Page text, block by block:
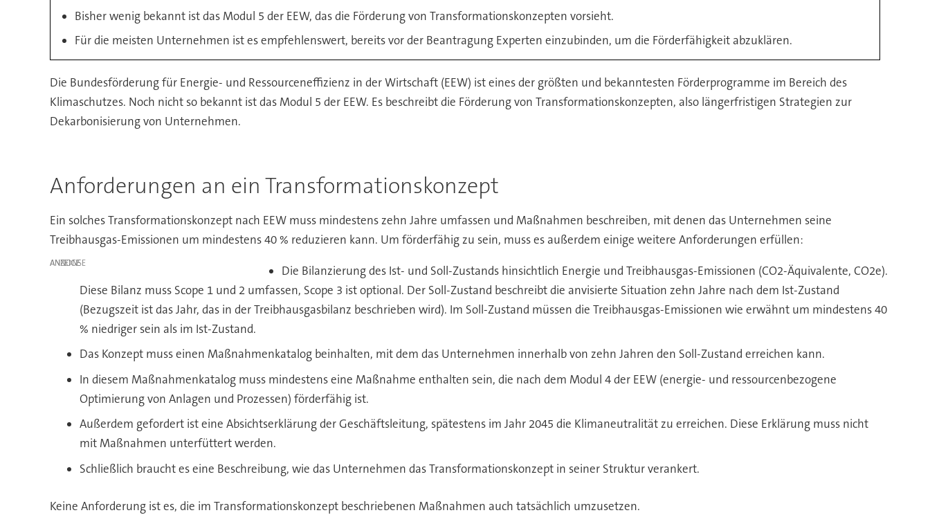
Bisher wenig bekannt ist das Modul 5 der EEW, das die Förderung von Transformationskonzepten vorsieht.
Für die meisten Unternehmen ist es empfehlenswert, bereits vor der Beantragung Experten einzubinden, um die Förderfähigkeit abzuklären.
Die Bundesförderung für Energie- und Ressourceneffizienz in der Wirtschaft (EEW) ist eines der größten und bekanntesten Förderprogramme im Bereich des
Klimaschutzes. Noch nicht so bekannt ist das Modul 5 der EEW. Es beschreibt die Förderung von Transformationskonzepten, also längerfristigen Strategien zur
Dekarbonisierung von Unternehmen.
Anforderungen an ein Transformationskonzept
Ein solches Transformationskonzept nach EEW muss mindestens zehn Jahre umfassen und Maßnahmen beschreiben, mit denen das Unternehmen seine
Treibhausgas-Emissionen um mindestens 40 % reduzieren kann. Um förderfähig zu sein, muss es außerdem einige weitere Anforderungen erfüllen:
ANZEIGE
Die Bilanzierung des Ist- und Soll-Zustands hinsichtlich Energie und Treibhausgas-Emissionen (CO2-Äquivalente, CO2e).
Diese Bilanz muss Scope 1 und 2 umfassen, Scope 3 ist optional. Der Soll-Zustand beschreibt die anvisierte Situation zehn Jahre nach dem Ist-Zustand
(Bezugszeit ist das Jahr, das in der Treibhausgasbilanz beschrieben wird). Im Soll-Zustand müssen die Treibhausgas-Emissionen wie erwähnt um mindestens 40
% niedriger sein als im Ist-Zustand.
Das Konzept muss einen Maßnahmenkatalog beinhalten, mit dem das Unternehmen innerhalb von zehn Jahren den Soll-Zustand erreichen kann.
In diesem Maßnahmenkatalog muss mindestens eine Maßnahme enthalten sein, die nach dem Modul 4 der EEW (energie- und ressourcenbezogene
Optimierung von Anlagen und Prozessen) förderfähig ist.
Außerdem gefordert ist eine Absichtserklärung der Geschäftsleitung, spätestens im Jahr 2045 die Klimaneutralität zu erreichen. Diese Erklärung muss nicht
mit Maßnahmen unterfüttert werden.
Schließlich braucht es eine Beschreibung, wie das Unternehmen das Transformationskonzept in seiner Struktur verankert.
Keine Anforderung ist es, die im Transformationskonzept beschriebenen Maßnahmen auch tatsächlich umzusetzen.